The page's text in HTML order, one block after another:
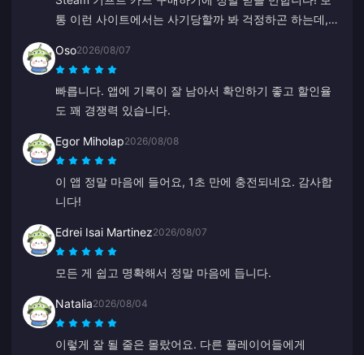
통 이런 사이트에서는 사기당할까 봐 걱정하곤 하는데,
천합니다.
Oso2026/08/07
빠릅니다. 앱에 기록이 잘 남아서 확인하기 좋고 할인율
도 꽤 경쟁력 있습니다.
Egor Miholap2026/08/08
이 앱 정말 마음에 들어요, 1초 만에 충전되네요. 감사합
니다!
Edrei Isai Martinez2026/08/07
모든 게 쉽고 명확해서 정말 마음에 듭니다.
Natalia2026/08/04
이렇게 잘 될 줄은 몰랐어요. 다른 플레이어들에게